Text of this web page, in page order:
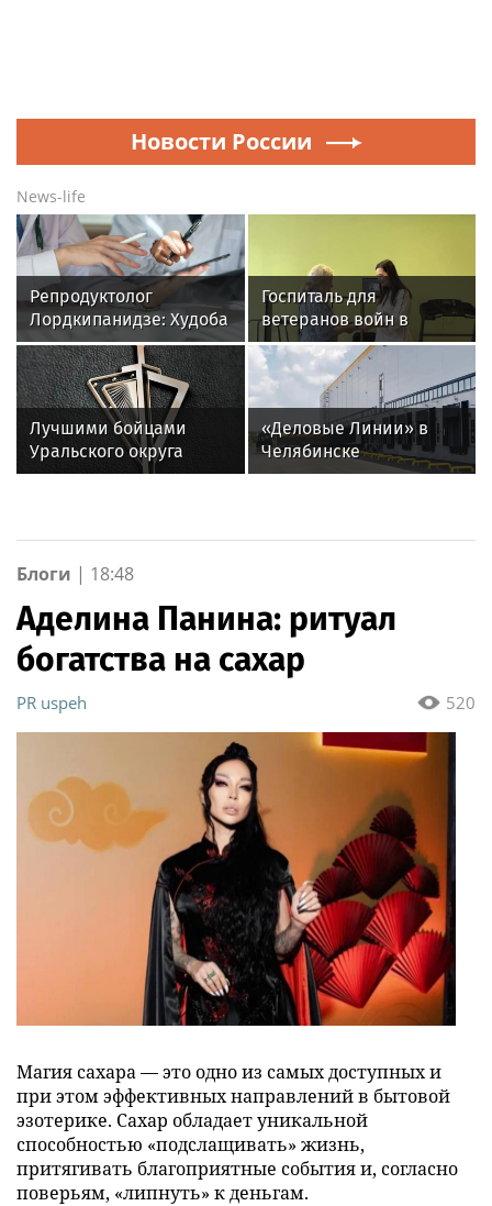
Новости России
News-life
Репродуктолог
Лордкипанидзе: Худоба
может навсегда лишить
женщину фертильности
Госпиталь для
ветеранов войн в
Екатеринбурге получил
новое оборудование
для реабилитации
Лучшими бойцами
Уральского округа
Росгвардии стали
по охране важных
государственных
объектов
«Деловые Линии» в
Челябинске
переезжают на новый
Блоги | 18:48
Аделина Панина: ритуал
богатства на сахар
520
PR uspeh
Магия сахара — это одно из самых доступных и
при этом эффективных направлений в бытовой
эзотерике. Сахар обладает уникальной
способностью «подслащивать» жизнь,
притягивать благоприятные события и, согласно
поверьям, «липнуть» к деньгам.